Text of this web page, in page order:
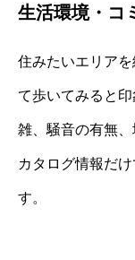
生活環境・コ
住みたいエリア
て歩いてみると
雑、騒音の有無、
カタログ情報だ
す。